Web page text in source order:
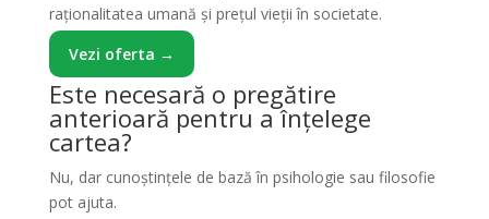
raționalitatea umană și prețul vieții în societate.
Vezi oferta →
Este necesară o pregătire
anterioară pentru a înțelege
cartea?
Nu, dar cunoștințele de bază în psihologie sau filosofie
pot ajuta.